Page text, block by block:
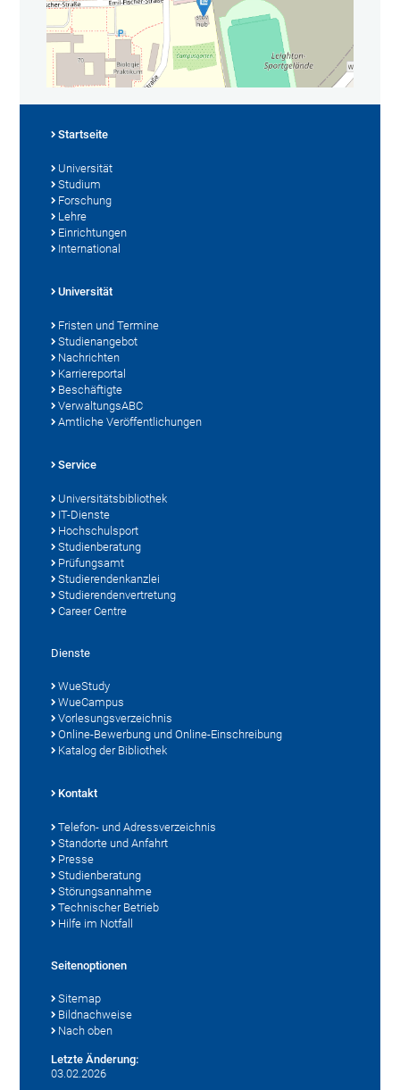
Startseite
Universität
Studium
Forschung
Lehre
Einrichtungen
International
Universität
Fristen und Termine
Studienangebot
Nachrichten
Karriereportal
Beschäftigte
VerwaltungsABC
Amtliche Veröffentlichungen
Service
Universitätsbibliothek
IT-Dienste
Hochschulsport
Studienberatung
Prüfungsamt
Studierendenkanzlei
Studierendenvertretung
Career Centre
Dienste
WueStudy
WueCampus
Vorlesungsverzeichnis
Online-Bewerbung und Online-Einschreibung
Katalog der Bibliothek
Kontakt
Telefon- und Adressverzeichnis
Standorte und Anfahrt
Presse
Studienberatung
Störungsannahme
Technischer Betrieb
Hilfe im Notfall
Seitenoptionen
Sitemap
Bildnachweise
Nach oben
Letzte Änderung:
03.02.2026